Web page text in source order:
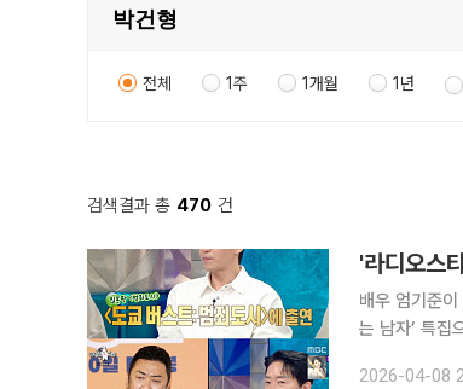
전체 1주 1개월 1년
검색결과 총 470 건
배우 엄기준이 일본판 ‘범죄도시’에 대해 언급했다. 8일 방송된 MBC ‘라디오스타’는 ‘수로왕과 사
는 남자’ 특집
2026-04-08